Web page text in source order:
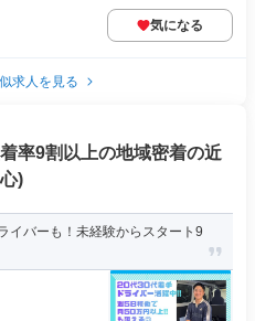
気になる
求人を見る
率9割以上の地域密着の近
)
イバーも！未経験からスタート9